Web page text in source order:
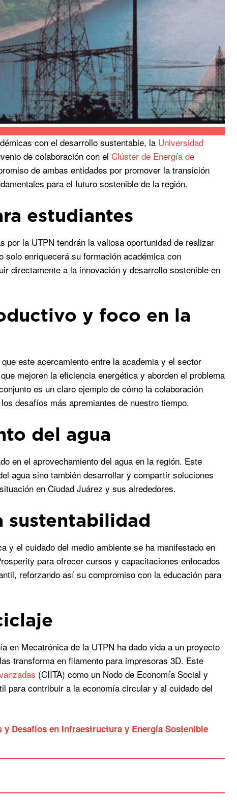
con el desarrollo sustentable, la Universidad
de colaboración con el Clúster de Energía de
de ambas entidades por promover la transición
para el futuro sostenible de la región.
estudiantes
la UTPN tendrán la valiosa oportunidad de realizar
enriquecerá su formación académica con
directamente a la innovación y desarrollo sostenible en
y foco en la
este acercamiento entre la academia y el sector
mejoren la eficiencia energética y aborden el problema
es un claro ejemplo de cómo la colaboración
desafíos más apremiantes de nuestro tiempo.
del agua
en el aprovechamiento del agua en la región. Este
agua sino también desarrollar y compartir soluciones
en Ciudad Juárez y sus alrededores.
sustentabilidad
y el cuidado del medio ambiente se ha manifestado en
para ofrecer cursos y capacitaciones enfocados
reforzando así su compromiso con la educación para
en Mecatrónica de la UTPN ha dado vida a un proyecto
transforma en filamento para impresoras 3D. Este
(CIITA) como un Nodo de Economía Social y
para contribuir a la economía circular y al cuidado del
Desafíos en Infraestructura y Energía Sostenible